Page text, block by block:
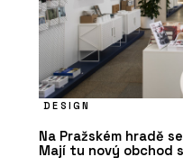
DESIGN
Na Pražském hradě
Mají tu nový obchod